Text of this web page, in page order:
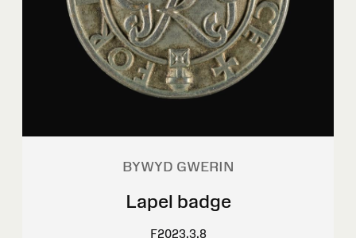
BYWYD GWERIN
Lapel badge
F2023.3.8